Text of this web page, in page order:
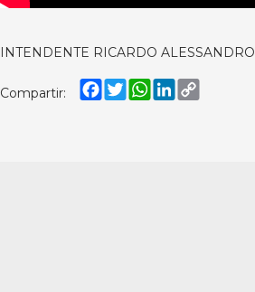
INTENDENTE RICARDO ALESSANDRO
Compartir:
Facebook
TwitterWhatsApp
LinkedInCopy